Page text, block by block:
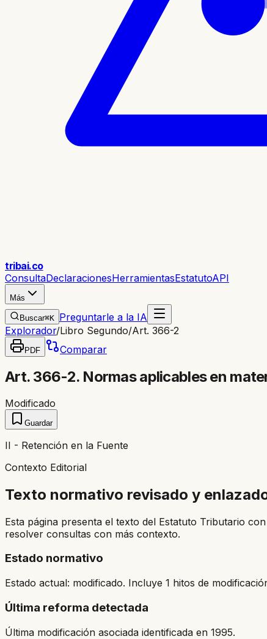
tribai.co
ConsultaDeclaracionesHerramientasEstatutoAPI
Más
Buscar⌘K Preguntarle a la IA
Explorador/Libro Segundo/Art. 366-2
PDF Comparar
Art. 366-2. Normas aplicables en
Modificado
Guardar
II - Retención en la Fuente
Contexto Editorial
Texto normativo revisado y
Esta página presenta el texto del Estatuto Tributario
resolver consultas con más contexto.
Estado normativo
Estado actual: modificado. Incluye 1 hitos de
Última reforma detectada
Última modificación asociada identificada en 1995.